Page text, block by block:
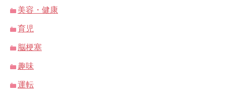
美容・健康
育児
脳梗塞
趣味
運転